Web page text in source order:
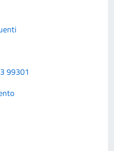
99301